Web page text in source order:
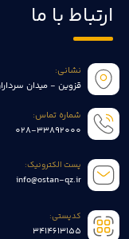
ارتباط با ما
نشانی:
قزوین - میدان
شماره تماس:
028-33892000
پست الکترونیک:
info@ostan-qz.ir
کدپستی:
3414613155